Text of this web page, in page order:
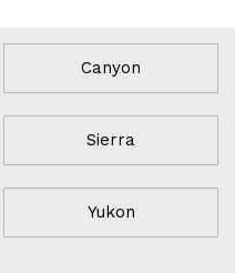
Canyon
Sierra
Yukon